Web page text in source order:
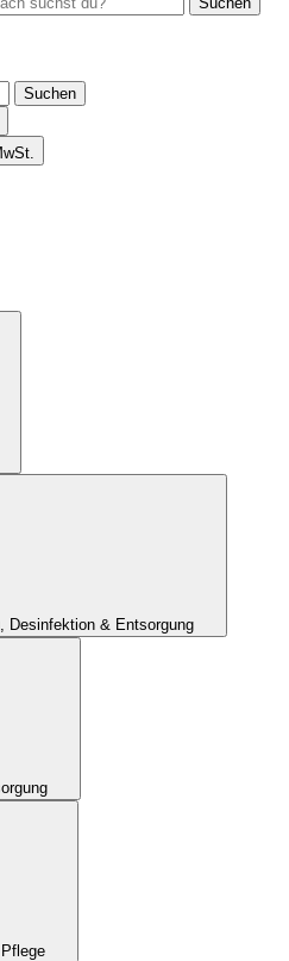
Suchen
Desinfektion & Entsorgung